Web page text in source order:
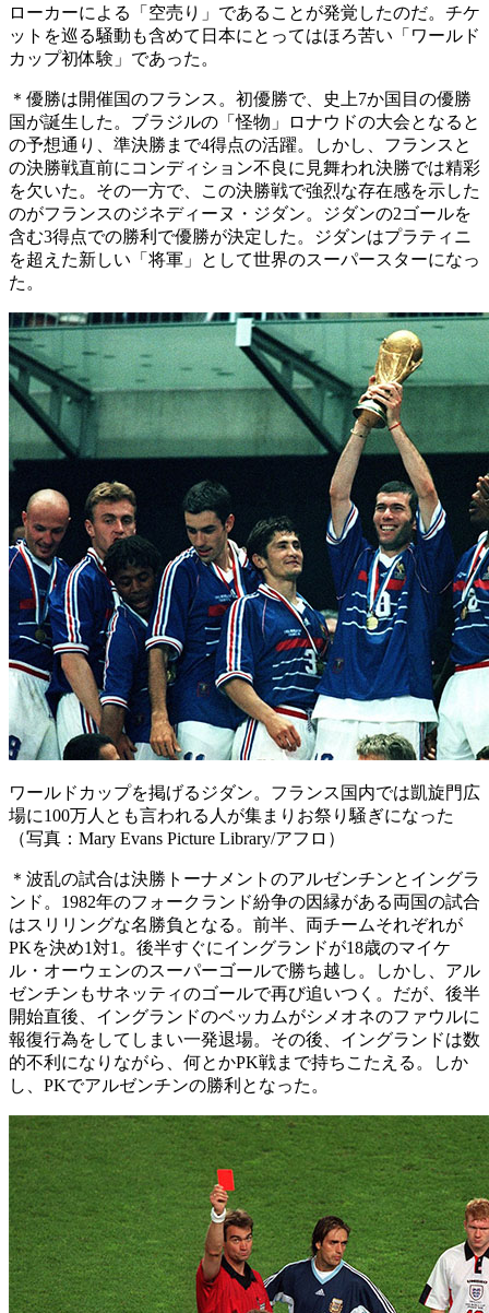
ローカーによる「空売り」であることが発覚したのだ。チケ
ットを巡る騒動も含めて日本にとってはほろ苦い「ワールド
カップ初体験」であった。
＊優勝は開催国のフランス。初優勝で、史上7か国目の優勝
国が誕生した。ブラジルの「怪物」ロナウドの大会となると
の予想通り、準決勝まで4得点の活躍。しかし、フランスと
の決勝戦直前にコンディション不良に見舞われ決勝では精彩
を欠いた。その一方で、この決勝戦で強烈な存在感を示した
のがフランスのジネディーヌ・ジダン。ジダンの2ゴールを
含む3得点での勝利で優勝が決定した。ジダンはプラティニ
を超えた新しい「将軍」として世界のスーパースターになっ
た。
ワールドカップを掲げるジダン。フランス国内では凱旋門広
場に100万人とも言われる人が集まりお祭り騒ぎになった
（写真：Mary Evans Picture Library/アフロ）
＊波乱の試合は決勝トーナメントのアルゼンチンとイングラ
ンド。1982年のフォークランド紛争の因縁がある両国の試合
はスリリングな名勝負となる。前半、両チームそれぞれが
PKを決め1対1。後半すぐにイングランドが18歳のマイケ
ル・オーウェンのスーパーゴールで勝ち越し。しかし、アル
ゼンチンもサネッティのゴールで再び追いつく。だが、後半
開始直後、イングランドのベッカムがシメオネのファウルに
報復行為をしてしまい一発退場。その後、イングランドは数
的不利になりながら、何とかPK戦まで持ちこたえる。しか
し、PKでアルゼンチンの勝利となった。